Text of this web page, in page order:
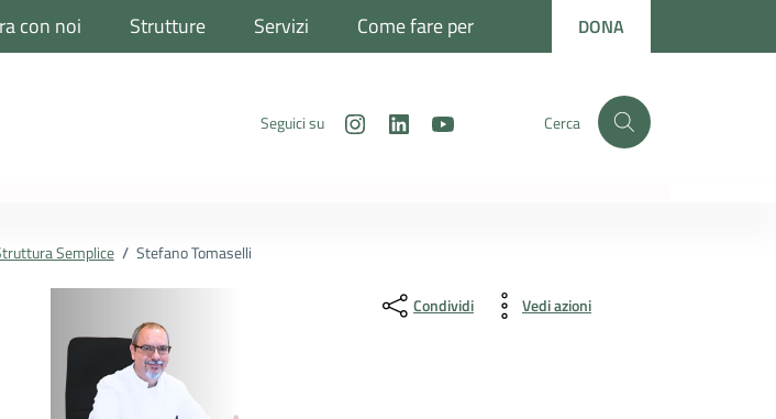
con noi Strutture Servizi Come fare per DONA
Seguici su Instagram
LinkedIn Cerca
Semplice / Stefano Tomaselli
Condividi Vedi azioni